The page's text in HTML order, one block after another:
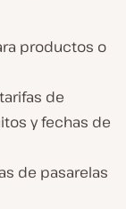
productos o
de
y fechas de
de pasarelas